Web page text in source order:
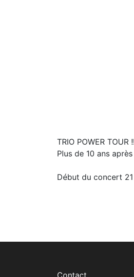
TRIO POWER
Plus de 10 ans
Début du concert